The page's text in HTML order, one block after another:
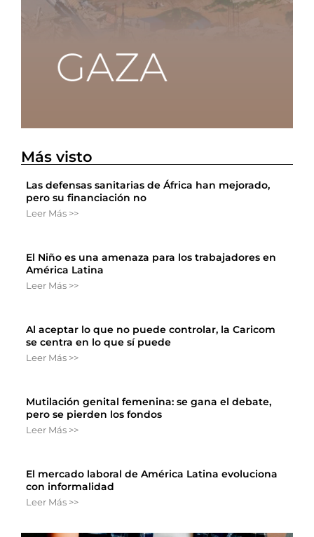
Más visto
Las defensas sanitarias de África han mejorado,
pero su financiación no
Leer Más >>
El Niño es una amenaza para los trabajadores en
América Latina
Leer Más >>
Al aceptar lo que no puede controlar, la Caricom
se centra en lo que sí puede
Leer Más >>
Mutilación genital femenina: se gana el debate,
pero se pierden los fondos
Leer Más >>
El mercado laboral de América Latina evoluciona
con informalidad
Leer Más >>